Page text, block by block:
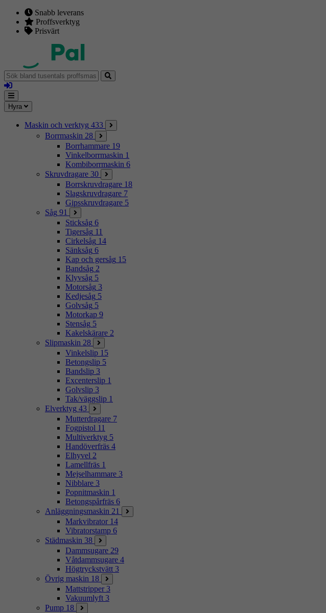
Snabb leverans
Proffsverktyg
Prisvärt
Sök
bland
tusentals
proffsmaskiner
Logga
in
Mina
sidor
Meny
Hyra
Maskin och verktyg 433
Borrmaskin 28
Borrhammare 19
Vinkelborrmaskin 1
Kombiborrmaskin 6
Skruvdragare 30
Borrskruvdragare 18
Slagskruvdragare 7
Gipsskruvdragare 5
Såg 91
Sticksåg 6
Tigersåg 11
Cirkelsåg 14
Sänksåg 6
Kap och gersåg 15
Bandsåg 2
Klyvsåg 5
Motorsåg 3
Kedjesåg 5
Golvsåg 5
Motorkap 9
Stensåg 5
Kakelskärare 2
Slipmaskin 28
Vinkelslip 15
Betongslip 5
Bandslip 3
Excenterslip 1
Golvslip 3
Tak/väggslip 1
Elverktyg 43
Mutterdragare 7
Fogpistol 11
Multiverktyg 5
Handöverfräs 4
Elhyvel 2
Lamellfräs 1
Mejselhammare 3
Nibblare 3
Popnitmaskin 1
Betongspårfräs 6
Anläggningsmaskin 21
Markvibrator 14
Vibratorstamp 6
Städmaskin 38
Dammsugare 29
Våtdammsugare 4
Högtryckstvätt 3
Övrig maskin 18
Mattstripper 3
Vakuumlyft 3
Pump 18